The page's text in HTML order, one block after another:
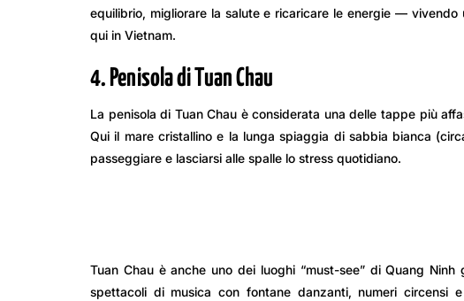
equilibrio, migliorare la salute e ricaricare le energie — vivendo
qui in Vietnam.
4. Penisola di Tuan Chau
La penisola di Tuan Chau è considerata una delle tappe più
Qui il mare cristallino e la lunga spiaggia di sabbia bianca
passeggiare e lasciarsi alle spalle lo stress quotidiano.
Tuan Chau è anche uno dei luoghi “must-see” di Quang
spettacoli di musica con fontane danzanti, numeri circensi